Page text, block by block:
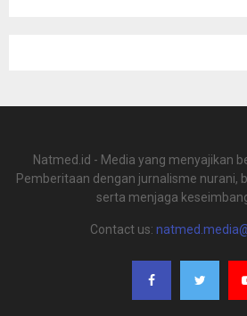
Natmed.id - Media yang menyajikan
Pemberitaan dengan jurnalisme nurani,
serta menjaga
Contact us: